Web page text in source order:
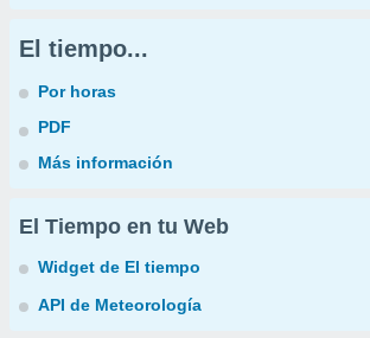
El tiempo...
Por horas
PDF
Más información
El Tiempo en tu Web
Widget de El tiempo
API de Meteorología